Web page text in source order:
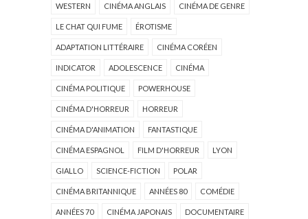
WESTERN CINÉMA ANGLAIS CINÉMA DE GENRE
LE CHAT QUI FUME ÉROTISME
ADAPTATION LITTÉRAIRE CINÉMA CORÉEN
INDICATOR ADOLESCENCE CINÉMA
CINÉMA POLITIQUE POWERHOUSE
CINÉMA D'HORREUR HORREUR
CINÉMA D'ANIMATION FANTASTIQUE
CINÉMA ESPAGNOL FILM D'HORREUR LYON
GIALLO SCIENCE-FICTION POLAR
CINÉMA BRITANNIQUE ANNÉES 80 COMÉDIE
ANNÉES 70 CINÉMA JAPONAIS DOCUMENTAIRE